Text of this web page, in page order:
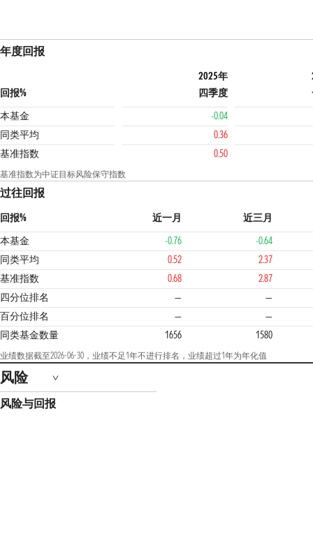
年度回报
回报%
2025年
四季度
本基金
-0.04
同类平均
0.36
基准指数
0.50
基准指数为中证目标风险保守指数
过往回报
回报% 近一月
近三月
本基金
-0.76
-0.64
同类平均
0.52
2.37
基准指数
0.68
2.87
四分位排名
—
—
百分位排名
—
—
同类基金数量
1656 1580
业绩数据截至2026-06-30，业绩不足1年不进行排名，业绩超过1年为年化值
风险
风险与回报